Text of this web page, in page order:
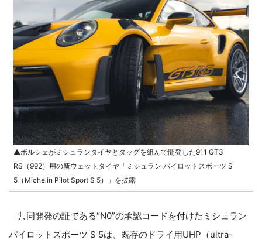
▲ポルシェがミシュランタイヤとタッグを組んで開発した911 GT3
RS（992）用の新ウェットタイヤ「ミシュラン パイロットスポーツ S
5（Michelin Pilot Sport S 5）」を披露
共同開発の証である“N0”の承認コードを付けたミシュラン
パイロットスポーツ S 5は、既存のドライ用UHP（ultra-